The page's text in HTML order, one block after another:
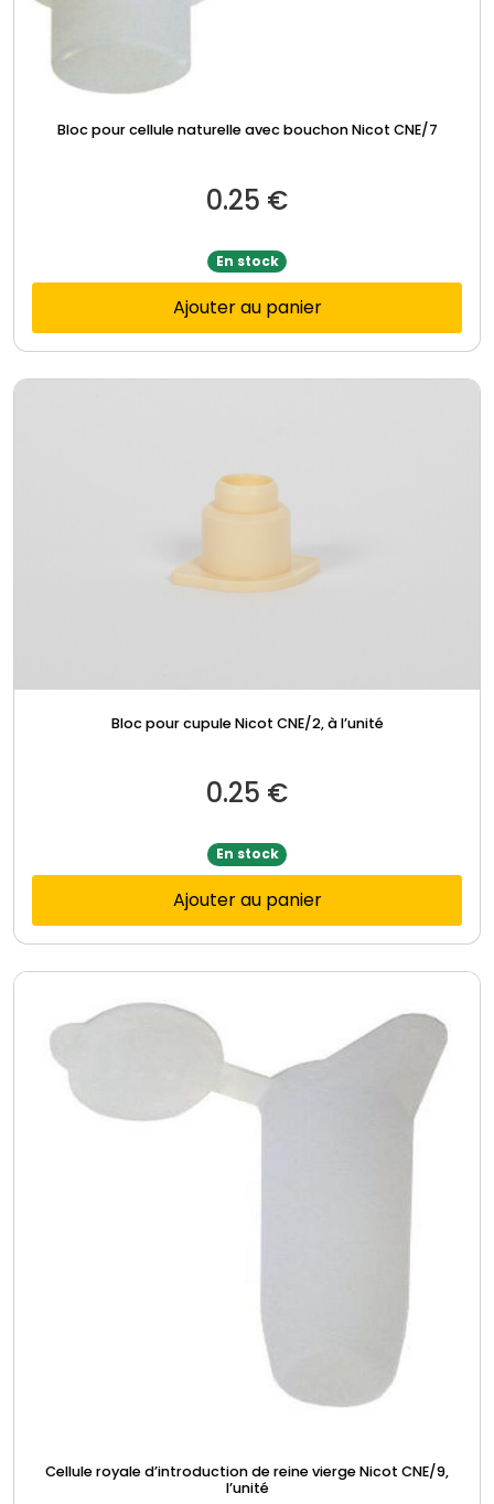
Bloc pour cellule naturelle avec bouchon Nicot CNE/7
0.25 €
En stock
Ajouter au panier
Bloc pour cupule Nicot CNE/2, à l’unité
0.25 €
En stock
Ajouter au panier
Cellule royale d’introduction de reine vierge Nicot CNE/9,
l’unité